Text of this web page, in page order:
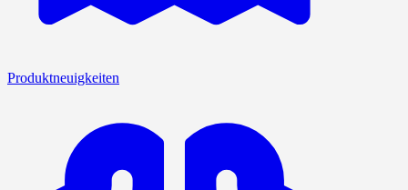
Produktneuigkeiten